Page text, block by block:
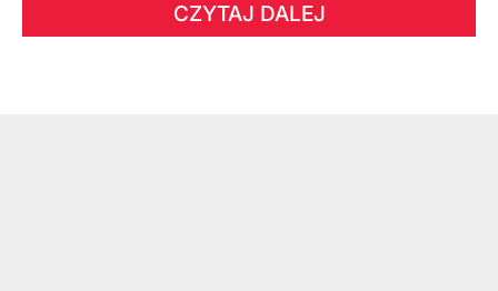
CZYTAJ DALEJ